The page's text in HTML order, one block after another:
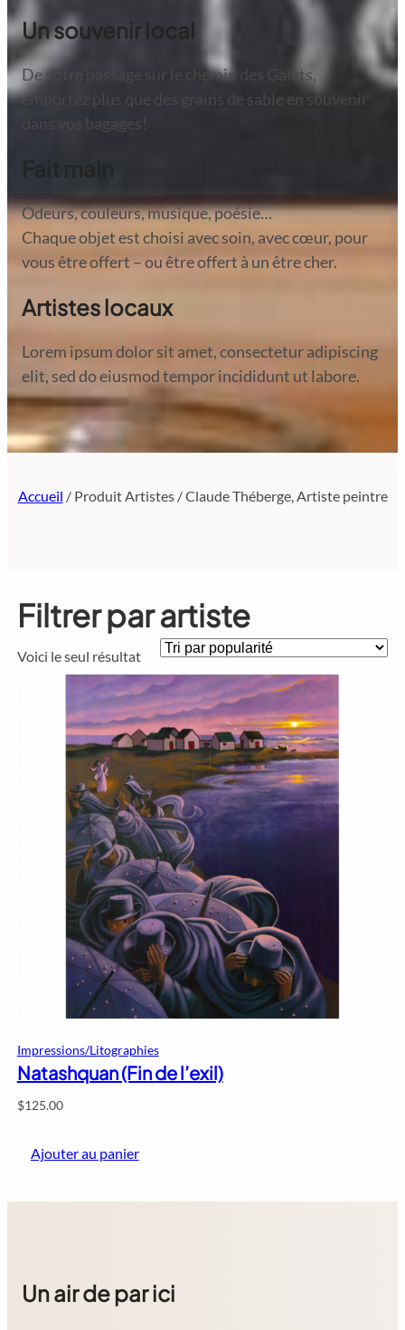
Un souvenir local
De votre passage sur le chemin des Galets,
emportez plus que des grains de sable en souvenir
dans vos bagages!
Fait main
Odeurs, couleurs, musique, poésie…
Chaque objet est choisi avec soin, avec cœur, pour
vous être offert – ou être offert à un être cher.
Artistes locaux
Lorem ipsum dolor sit amet, consectetur adipiscing
elit, sed do eiusmod tempor incididunt ut labore.
Accueil / Produit Artistes / Claude Théberge, Artiste peintre
Filtrer par artiste
Voici le seul résultat
Impressions/Litographies
Natashquan (Fin de l’exil)
$125.00
Ajouter au panier
Un air de par ici